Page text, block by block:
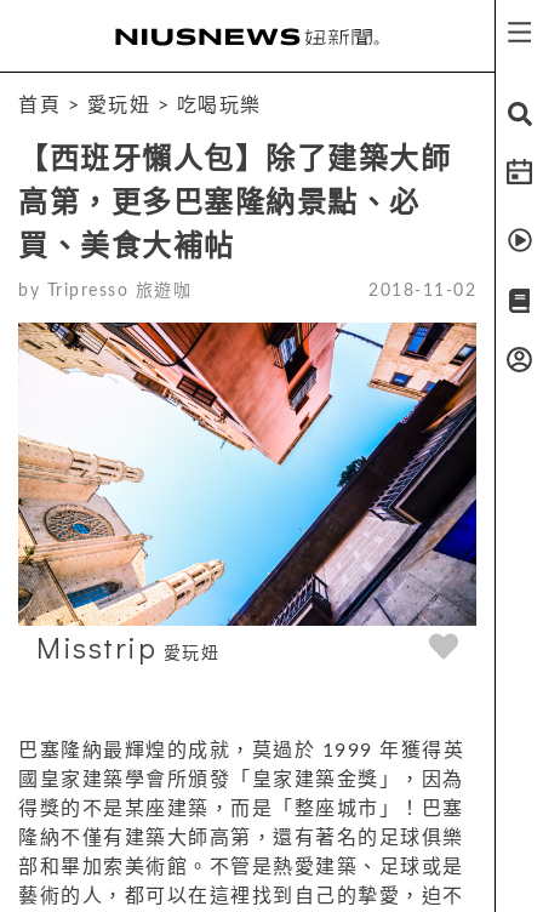
首頁 > 愛玩妞 > 吃喝玩樂
【西班牙懶人包】除了建築大師
高第，更多巴塞隆納景點、必
買、美食大補帖
by Tripresso 旅遊咖 2018-11-02
Misstrip 愛玩妞
巴塞隆納最輝煌的成就，莫過於 1999 年獲得英
國皇家建築學會所頒發「皇家建築金獎」，因為
得獎的不是某座建築，而是「整座城市」！巴塞
隆納不僅有建築大師高第，還有著名的足球俱樂
部和畢加索美術館。不管是熱愛建築、足球或是
藝術的人，都可以在這裡找到自己的摯愛，迫不